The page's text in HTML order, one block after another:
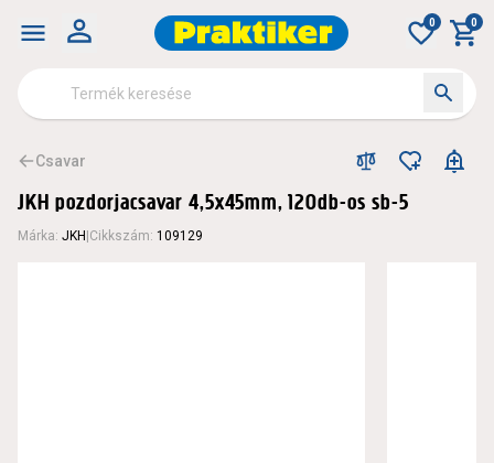
0 0
Csavar
JKH pozdorjacsavar 4,5x45mm, 120db-os sb-5
Márka: JKH Cikkszám: 109129